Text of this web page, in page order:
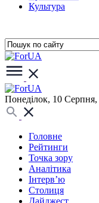
Культура
Понеділок, 10 Серпня,
Головне
Рейтинги
Точка зору
Аналітика
Інтерв’ю
Столиця
Дайджест